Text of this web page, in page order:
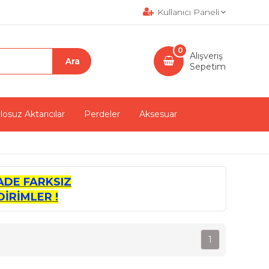
Kullanıcı Paneli
Alışveriş
Sepetim
0
Aktarıcılar Perdeler Aksesuar
FARKSIZ
!
1